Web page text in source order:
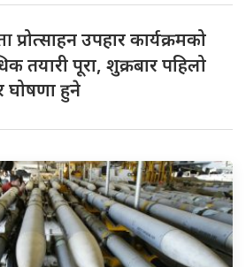
प्रोत्साहन उपहार कार्यक्रमको
तयारी पूरा, शुक्रबार पहिलो
घोषणा हुने